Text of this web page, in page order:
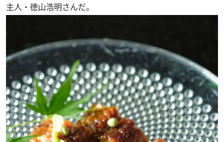
主人・徳山浩明さんだ。